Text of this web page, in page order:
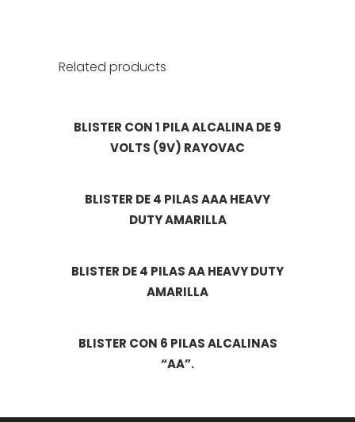
Related products
BLISTER CON 1 PILA ALCALINA DE 9
VOLTS (9V) RAYOVAC
BLISTER DE 4 PILAS AAA HEAVY
DUTY AMARILLA
BLISTER DE 4 PILAS AA HEAVY DUTY
AMARILLA
BLISTER CON 6 PILAS ALCALINAS
“AA”.